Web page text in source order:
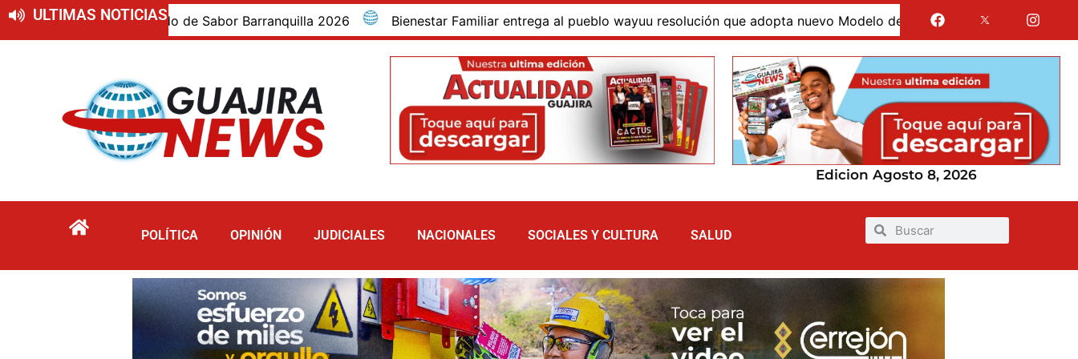
ULTIMAS NOTICIAS
invitado de Sabor Barranquilla 2026 Bienestar Familiar entrega al pueblo wayuu resolución que adopta nuevo Modelo de Atención Integral en La Guajira
Edicion Agosto 8, 2026
POLÍTICA OPINIÓN JUDICIALES NACIONALES SOCIALES Y CULTURA SALUD